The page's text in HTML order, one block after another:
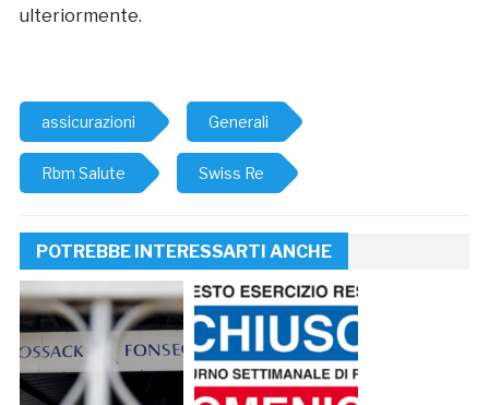
ulteriormente.
assicurazioni Generali
Rbm Salute Swiss Re
POTREBBE INTERESSARTI ANCHE